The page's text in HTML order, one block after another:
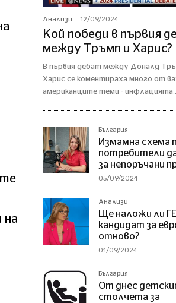
на
Анализи 12/09/2024
Кой победи в първия
между Тръмп и Харис?
В първия дебат между Доналд
Харис се коментираха много от
американците теми -
България
Измамна схема
потребители
за непоръчани
05/09/2024
Анализи
Ще наложи ли
кандидат за
отново?
01/09/2024
България
От днес
столчета за